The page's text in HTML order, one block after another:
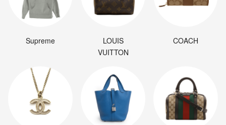
Supreme
LOUIS
VUITTON
COACH